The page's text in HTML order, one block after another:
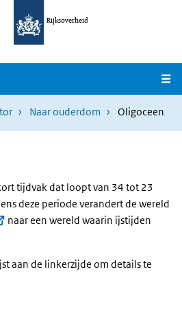
gaan
Rijksoverheid
Naar ouderdom Oligoceen
tijdvak dat loopt van 34 tot 23
deze periode verandert de wereld
naar een wereld waarin ijstijden
aan de linkerzijde om details te